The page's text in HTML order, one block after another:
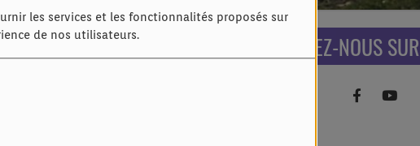
les services et les fonctionnalités proposés sur
de nos utilisateurs.
RETROUVEZ-NOUS SUR